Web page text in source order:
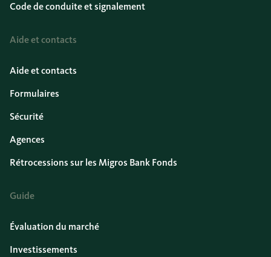
Code de conduite et signalement
Aide et contacts
Aide et contacts
Formulaires
Sécurité
Agences
Rétrocessions sur les Migros Bank Fonds
Guide
Évaluation du marché
Investissements